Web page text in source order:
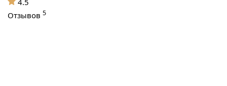
Отзывов 5